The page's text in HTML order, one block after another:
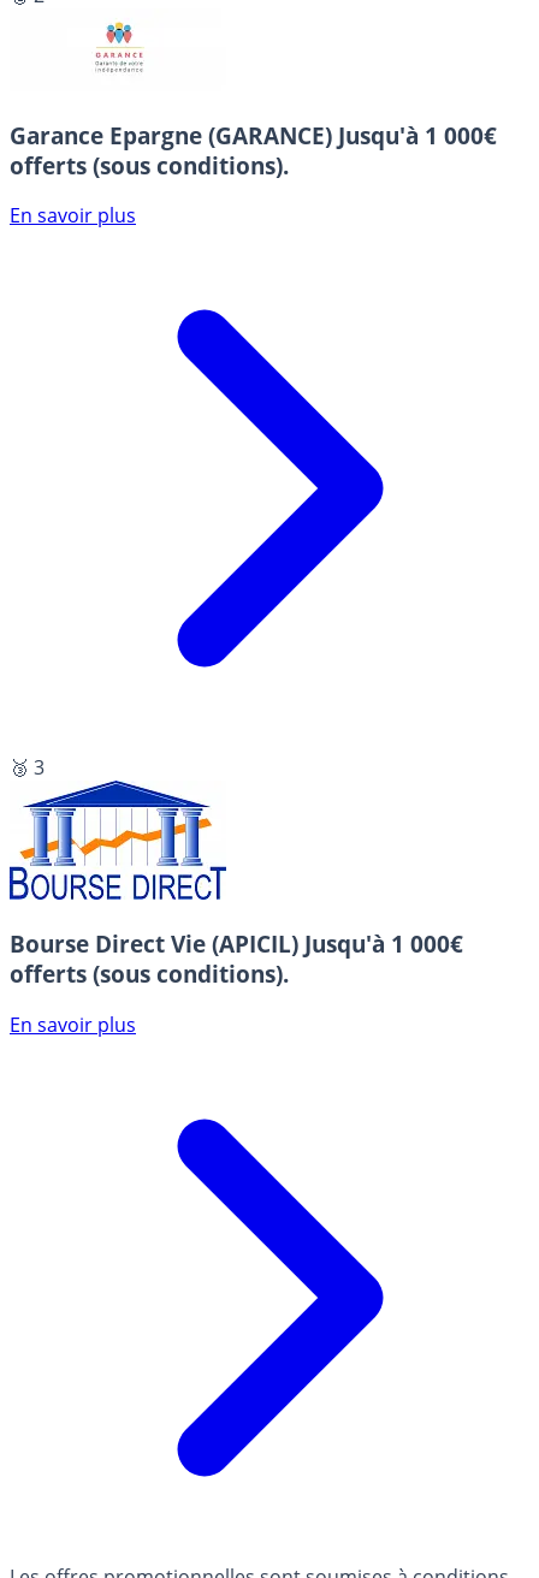
Garance Epargne (GARANCE) Jusqu'à 1 000€
offerts (sous conditions).
En savoir plus
🥉 3
Bourse Direct Vie (APICIL) Jusqu'à 1 000€
offerts (sous conditions).
En savoir plus